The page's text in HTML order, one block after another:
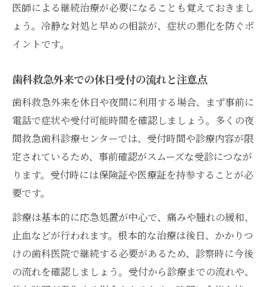
医師による継続治療が必要になることも覚えておきまし
ょう。冷静な対処と早めの相談が、症状の悪化を防ぐポ
イントです。
歯科救急外来での休日受付の流れと注意点
歯科救急外来を休日や夜間に利用する場合、まず事前に
電話で症状や受付可能時間を確認しましょう。多くの夜
間救急歯科診療センターでは、受付時間や診療内容が限
定されているため、事前確認がスムーズな受診につなが
ります。受付時には保険証や医療証を持参することが必
要です。
診療は基本的に応急処置が中心で、痛みや腫れの緩和、
止血などが行われます。根本的な治療は後日、かかりつ
けの歯科医院で継続する必要があるため、診察時に今後
の流れを確認しましょう。受付から診療までの流れや、